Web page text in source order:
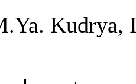
Kudrya,